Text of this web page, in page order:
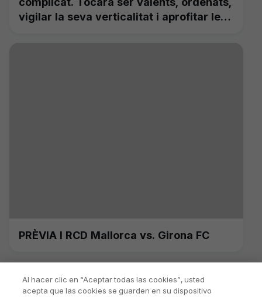
vigilar la seva verticalitat i aprofitar les
PRÈVIA I RCD Mallorca vs. Girona FC
Al hacer clic en “Aceptar todas las cookies”, usted
acepta que las cookies se guarden en su dispositivo